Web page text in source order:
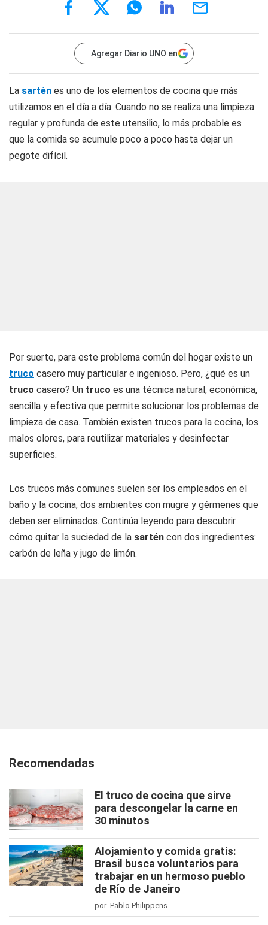
Agregar Diario UNO en
La sartén es uno de los elementos de cocina que más
utilizamos en el día a día. Cuando no se realiza una limpieza
regular y profunda de este utensilio, lo más probable es
que la comida se acumule poco a poco hasta dejar un
pegote difícil.
Por suerte, para este problema común del hogar existe un
truco casero muy particular e ingenioso. Pero, ¿qué es un
truco casero? Un truco es una técnica natural, económica,
sencilla y efectiva que permite solucionar los problemas de
limpieza de casa. También existen trucos para la cocina, los
malos olores, para reutilizar materiales y desinfectar
superficies.
Los trucos más comunes suelen ser los empleados en el
baño y la cocina, dos ambientes con mugre y gérmenes que
deben ser eliminados. Continúa leyendo para descubrir
cómo quitar la suciedad de la sartén con dos ingredientes:
carbón de leña y jugo de limón.
Recomendadas
El truco de cocina que sirve
para descongelar la carne en
30 minutos
Alojamiento y comida gratis:
Brasil busca voluntarios para
trabajar en un hermoso pueblo
de Río de Janeiro
por Pablo Philippens